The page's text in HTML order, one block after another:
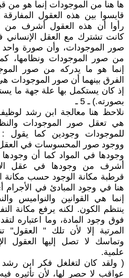
ها هنا من الموجودات إنما هو من
قايسوا بين هذه العقول المفارقة
رأوا أن هذه العقول أشرف من
كانت تشترك مع العقل الإنساني
صور الموجودات، وأن صورة واحد
من صور الموجودات ونظامها،
إنما هو ما يدركه من صور
الفرق بينهما أن صور الموجودات
إذ كان يستكمل بها علة جهة ما
بصورته.) ـ 5 ـ
نلاحظ هنا معالجة ابن رشد
هي تعقل صور الموجودات
للموجودات وجودين كما
ووجود صور المحسوسات في
وجودها في المواد كما أن
أشرف من وجودها في عقل
قرطبة مكانة الوجود حسب مكانة
هنا في وجود المبادئ في الأجرام
إنما هي القوانين والنواميس
ينتظم الكون. لكنه يرفع مكانة
فوق وجود المادة، وما اعتباره
المرتبة إلا لأن تلك "
وتماسك لا تصل إليها العقول
علمية.
( ولقد كان لتغلغل فكر ابن
عواقب لا حصر لها، لأن تأثيره